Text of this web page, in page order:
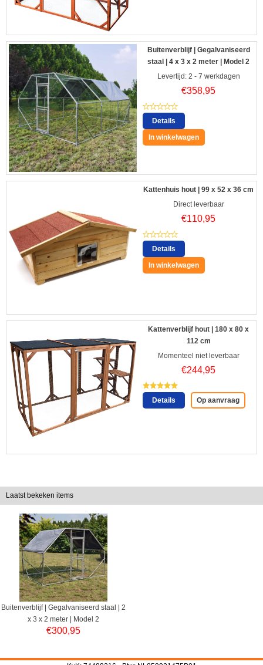
Buitenverblijf | Gegalvaniseerd
staal | 4 x 3 x 2 meter | Model 2
Levertijd: 2 - 7 werkdagen
€358,95
Details
In winkelwagen
Kattenhuis hout | 99 x 52 x 36 cm
Direct leverbaar
€110,95
Details
In winkelwagen
Kattenverblijf hout | 180 x 80 x
112 cm
Momenteel niet leverbaar
€244,95
Details Op aanvraag
Laatst bekeken items
Buitenverblijf | Gegalvaniseerd staal | 2
x 3 x 2 meter | Model 2
€300,95